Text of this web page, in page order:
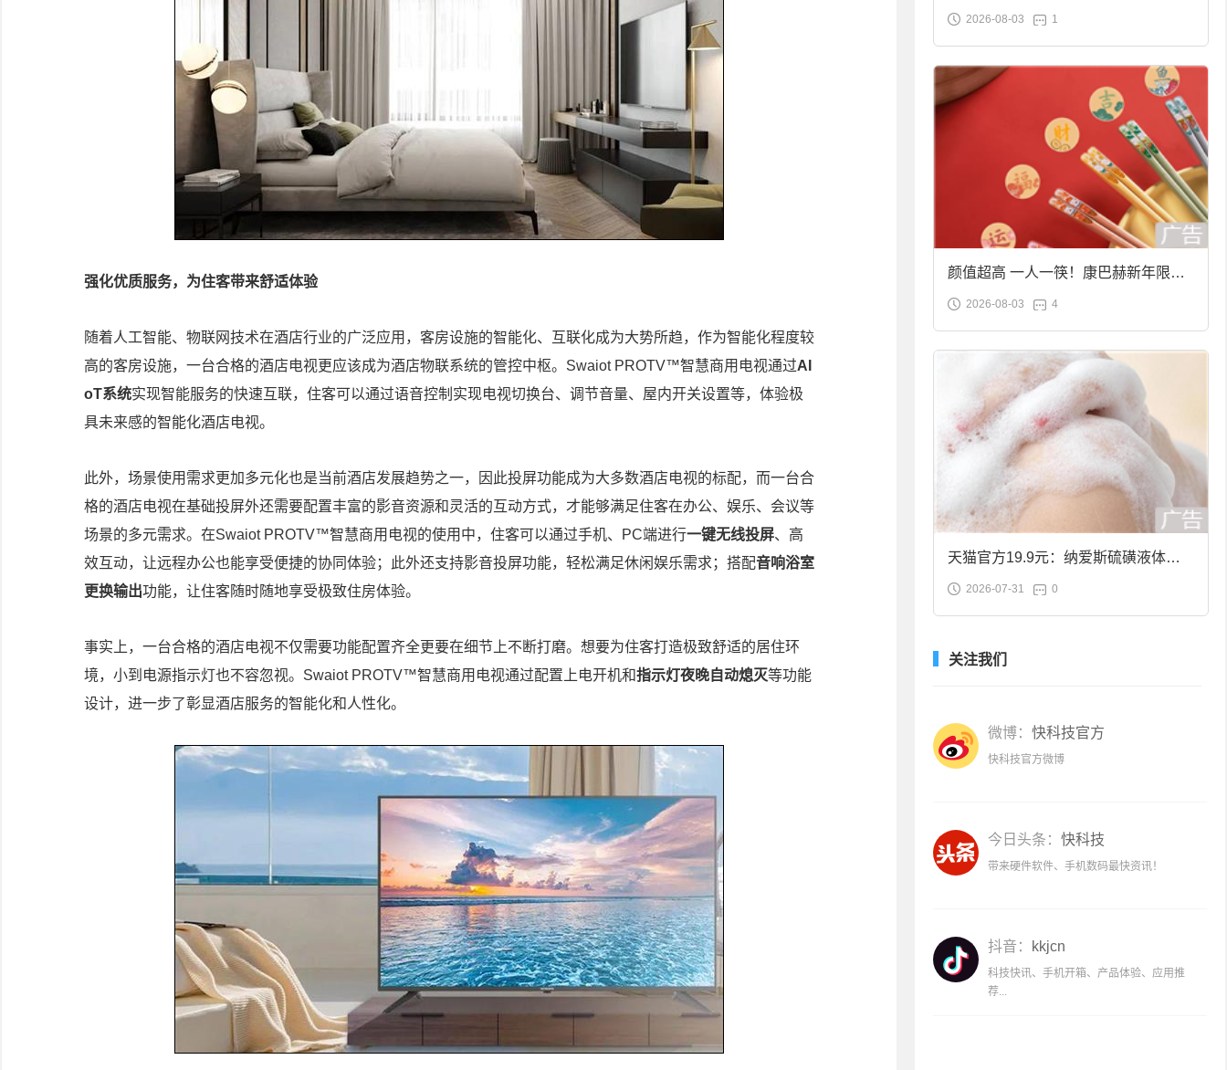
强化优质服务，为住客带来舒适体验
随着人工智能、物联网技术在酒店行业的广泛应用，客房设施的智能化、互联化成为大势所趋，作为智能化程度较
高的客房设施，一台合格的酒店电视更应该成为酒店物联系统的管控中枢。Swaiot PROTV™智慧商用电视通过AI
oT系统实现智能服务的快速互联，住客可以通过语音控制实现电视切换台、调节音量、屋内开关设置等，体验极
具未来感的智能化酒店电视。
此外，场景使用需求更加多元化也是当前酒店发展趋势之一，因此投屏功能成为大多数酒店电视的标配，而一台合
格的酒店电视在基础投屏外还需要配置丰富的影音资源和灵活的互动方式，才能够满足住客在办公、娱乐、会议等
场景的多元需求。在Swaiot PROTV™智慧商用电视的使用中，住客可以通过手机、PC端进行一键无线投屏、高
效互动，让远程办公也能享受便捷的协同体验；此外还支持影音投屏功能，轻松满足休闲娱乐需求；搭配音响浴室
更换输出功能，让住客随时随地享受极致住房体验。
事实上，一台合格的酒店电视不仅需要功能配置齐全更要在细节上不断打磨。想要为住客打造极致舒适的居住环
境，小到电源指示灯也不容忽视。Swaiot PROTV™智慧商用电视通过配置上电开机和指示灯夜晚自动熄灭等功能
设计，进一步了彰显酒店服务的智能化和人性化。
袋装9.9元到手
2026-08-03 1
颜值超高 一人一筷！康巴赫新年限定
合金筷子大促：19.9元
2026-08-03 4
天猫官方19.9元：纳爱斯硫磺液体香
皂2斤大促
2026-07-31 0
关注我们
微博： 快科技官方
快科技官方微博
今日头条： 快科技
带来硬件软件、手机数码最快资讯！
抖音： kkjcn
科技快讯、手机开箱、产品体验、应用推
荐...